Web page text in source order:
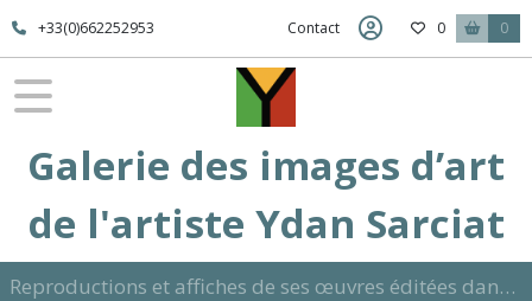
+33(0)662252953 Contact 0 0
Galerie des images d’art
de l'artiste Ydan Sarciat
Reproductions et affiches de ses œuvres éditées dans son atelier sur papier ou toile dans différents formats et signées manuscrite